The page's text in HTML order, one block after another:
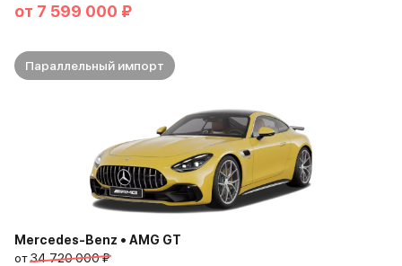
от 7 599 000 ₽
Параллельный импорт
Mercedes-Benz • AMG GT
от34 720 000 ₽